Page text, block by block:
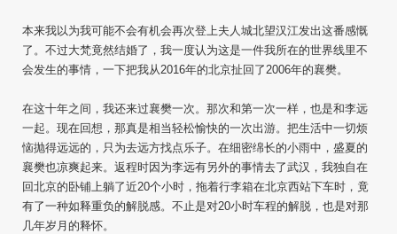
本来我以为我可能不会有机会再次登上夫人城北望汉江发出这番感慨
了。不过大梵竟然结婚了，我一度认为这是一件我所在的世界线里不
会发生的事情，一下把我从2016年的北京扯回了2006年的襄樊。
在这十年之间，我还来过襄樊一次。那次和第一次一样，也是和李远
一起。现在回想，那真是相当轻松愉快的一次出游。把生活中一切烦
恼抛得远远的，只为去远方找点乐子。在细密绵长的小雨中，盛夏的
襄樊也凉爽起来。返程时因为李远有另外的事情去了武汉，我独自在
回北京的卧铺上躺了近20个小时，拖着行李箱在北京西站下车时，竟
有了一种如释重负的解脱感。不止是对20小时车程的解脱，也是对那
几年岁月的释怀。